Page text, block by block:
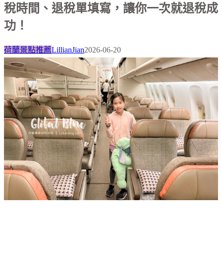
稅時間、退稅單填寫，讓你一次就退稅成
功！
荷蘭景點推薦LillianJian2026-06-20